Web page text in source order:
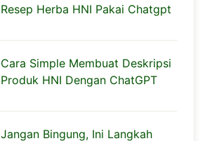
Resep Herba HNI Pakai Chatgpt
Cara Simple Membuat Deskripsi
Produk HNI Dengan ChatGPT
Jangan Bingung, Ini Langkah